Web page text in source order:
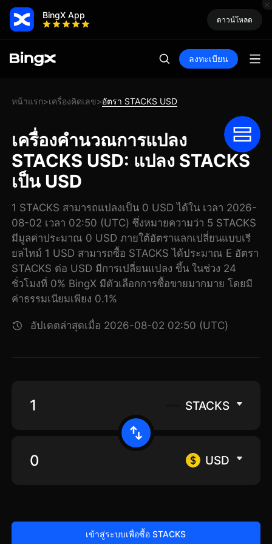
BingX App ดาวน์โหลด
ลงทะเบียน
หน้าแรก>เครื่องคิดเลข>อัตรา STACKS USD
เครื่องคำนวณการแปลง
STACKS USD: แปลง STACKS
เป็น USD
1 STACKS สามารถแปลงเป็น 0 USD ได้ใน เวลา 2026-
08-02 เวลา 02:50 (UTC) ซึ่งหมายความว่า 5 STACKS
มีมูลค่าประมาณ 0 USD ภายใต้อัตราแลกเปลี่ยนแบบเรี
ยลไทม์ 1 USD สามารถซื้อ STACKS ได้ประมาณ E อัตรา
STACKS ต่อ USD มีการเปลี่ยนแปลง ขึ้น ในช่วง 24
ชั่วโมงที่ 0% BingX มีตัวเลือกการซื้อขายมากมาย โดยมี
ค่าธรรมเนียมเพียง 0.1%
อัปเดตล่าสุดเมื่อ 2026-08-02 02:50 (UTC)
STACKS
USD
เข้าสู่ระบบเพื่อซื้อ STACKS